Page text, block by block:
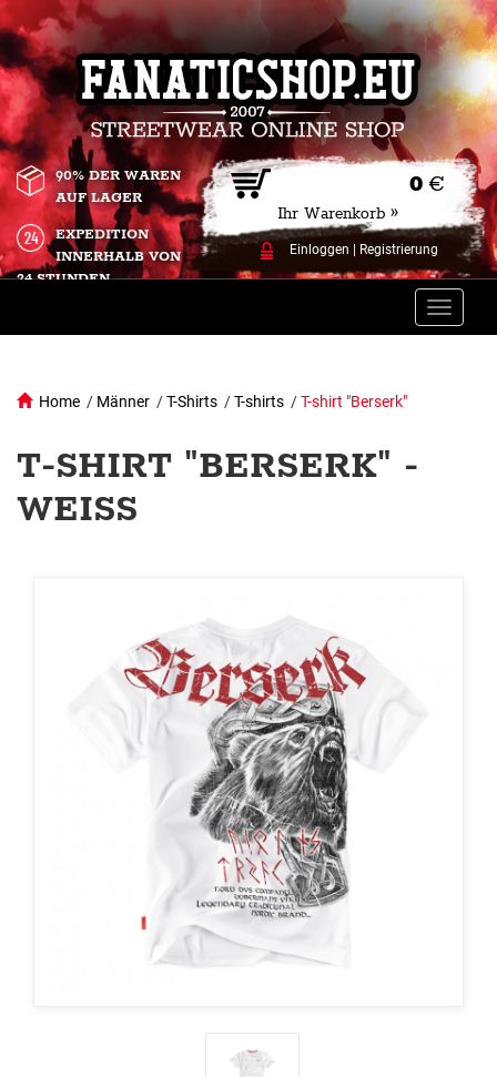
0 €
Ihr Warenkorb »
Einloggen Registrierung
90% DER WAREN
AUF LAGER
EXPEDITION
INNERHALB VON
24 STUNDEN.
Toggle
Home / Männer /T-Shirts /T-shirts /T-shirt "Berserk"
T-SHIRT "BERSERK" -
WEISS